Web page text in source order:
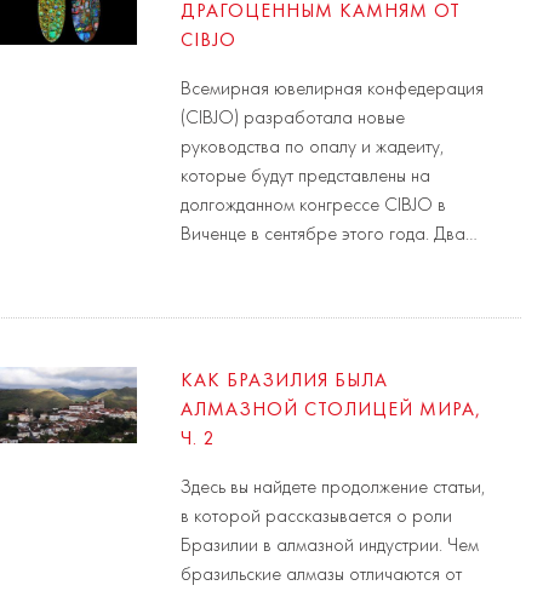
ДРАГОЦЕННЫМ КАМНЯМ ОТ
CIBJO
Всемирная ювелирная конфедерация
(CIBJO) разработала новые
руководства по опалу и жадеиту,
которые будут представлены на
долгожданном конгрессе CIBJO в
Виченце в сентябре этого года. Два…
КАК БРАЗИЛИЯ БЫЛА
АЛМАЗНОЙ СТОЛИЦЕЙ МИРА,
Ч. 2
Здесь вы найдете продолжение статьи,
в которой рассказывается о роли
Бразилии в алмазной индустрии. Чем
бразильские алмазы отличаются от